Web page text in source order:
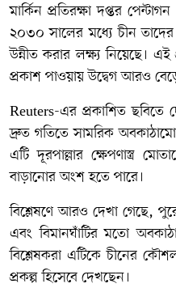
মার্কিন প্রতিরক্ষা দপ্তর
২০৩০ সালের মধ্যে চীন তাদের
উন্নীত করার লক্ষ্য নিয়েছে।
প্রকাশ পাওয়ায় উদ্বেগ আরও
Reuters-এর প্রকাশিত ছবিতে
দ্রুত গতিতে সামরিক
এটি দূরপাল্লার ক্ষেপণাস্ত্র
বাড়ানোর অংশ হতে পারে।
বিশ্লেষণে আরও দেখা গেছে,
এবং বিমানঘাঁটির মতো
বিশ্লেষকরা এটিকে চীনের
প্রকল্প হিসেবে দেখছেন।